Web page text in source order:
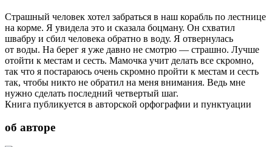
Страшный человек хотел забраться в наш корабль по лестнице
на корме. Я увидела это и сказала боцману. Он схватил
швабру и сбил человека обратно в воду. Я отвернулась
от воды. На берег я уже давно не смотрю — страшно. Лучше
отойти к местам и сесть. Мамочка учит делать все скромно,
так что я постараюсь очень скромно пройти к местам и сесть
так, чтобы никто не обратил на меня внимания. Ведь мне
нужно сделать последний четвертый шаг.
Книга публикуется в авторской орфографии и пунктуации
об авторе